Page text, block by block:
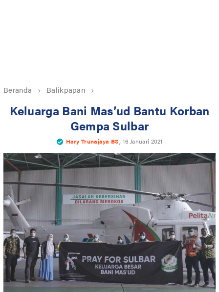
Beranda Balikpapan
Keluarga Bani Mas’ud Bantu Korban
Gempa Sulbar
Hary Trunajaya BS,16 Januari 2021